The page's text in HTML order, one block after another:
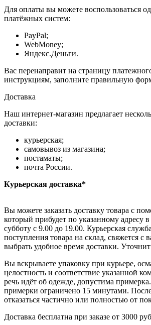
Для оплаты вы можете воспользоваться
платёжных систем:
PayPal;
WebMoney;
Яндекс.Деньги.
Вас перенаправит на страницу
инструкциям, заполните правильную
Доставка
Наш интернет-магазин предлагает
доставки:
курьерская;
самовывоз из магазина;
постаматы;
почта России.
Курьерская доставка*
Вы можете заказать доставку товара с
который прибудет по указанному адресу
субботу с 9.00 до 19.00. Курьерская
поступления товара на склад, свяжется с
выбрать удобное время доставки. Уточнит
Вы вскрываете упаковку при курьере,
целостность и соответствие указанной
речь идёт об одежде, допустима
примерки ограничено 15 минутами.
отказаться частично или полностью от
Доставка бесплатна при заказе от 3000